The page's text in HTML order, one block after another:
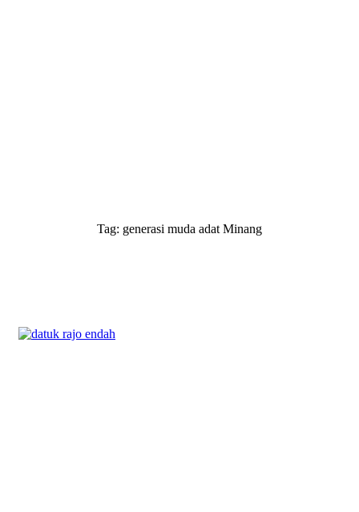
Tag: generasi muda adat Minang